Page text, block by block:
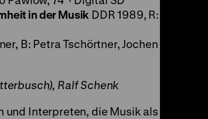
in der Musik DDR 1989, R: Andrea
B: Petra Tschörtner, Jochen Wisotzki,
Ralf Schenk
Interpreten, die Musik als Kraftquell